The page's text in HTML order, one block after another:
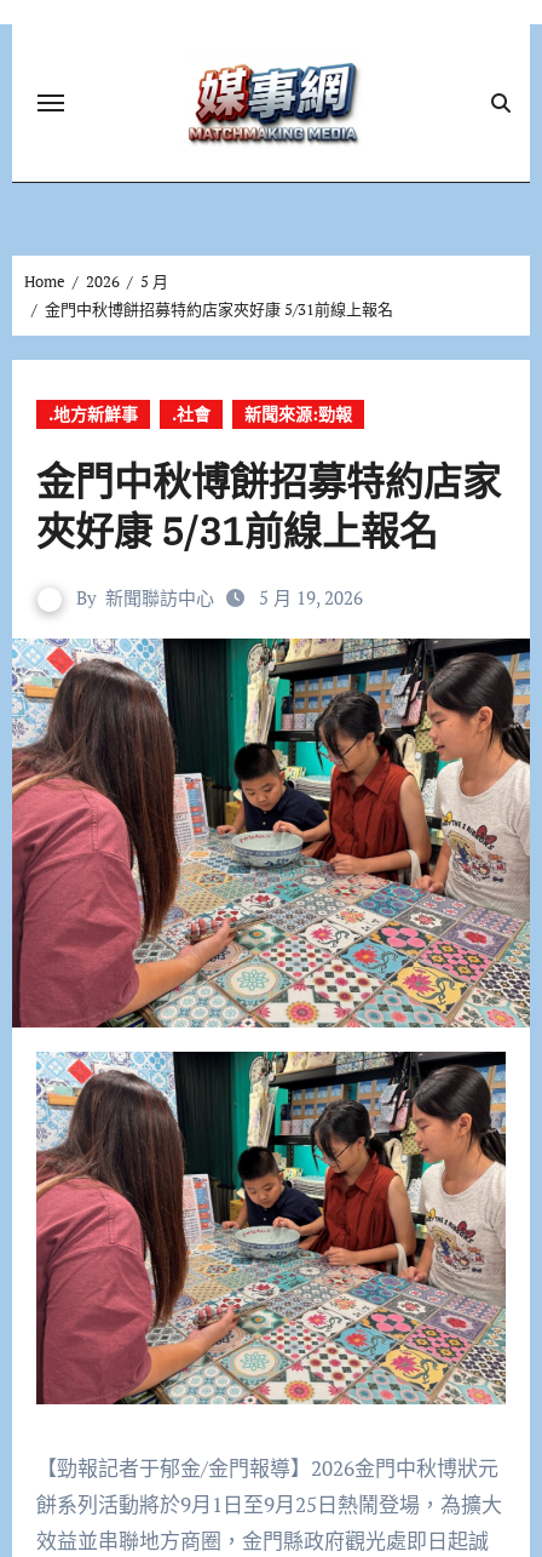
Home 2026
5 月
金門中秋博餅招募特約店家夾好康 5/31前線上報名
.地方新鮮事 .社會 新聞來源:勁報
金門中秋博餅招募特約店家
夾好康 5/31前線上報名
By 新聞聯訪中心 5 月 19, 2026
【勁報記者于郁金/金門報導】2026金門中秋博狀元
餅系列活動將於9月1日至9月25日熱鬧登場，為擴大
效益並串聯地方商圈，金門縣政府觀光處即日起誠